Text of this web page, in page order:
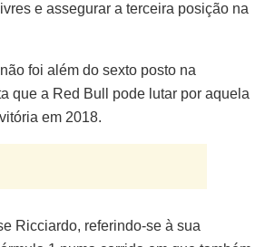
e assegurar a terceira posição na
foi além do sexto posto na
que a Red Bull pode lutar por aquela
em 2018.
Ricciardo, referindo-se à sua